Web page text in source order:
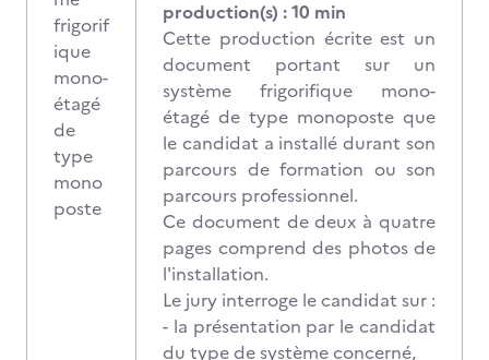
frigorif
ique
mono-
étagé
de
type
mono
poste
production(s) : 10 min
Cette production écrite est un
document portant sur un
système frigorifique mono-
étagé de type monoposte que
le candidat a installé durant son
parcours de formation ou son
parcours professionnel.
Ce document de deux à quatre
pages comprend des photos de
l'installation.
Le jury interroge le candidat sur :
- la présentation par le candidat
du type de système concerné,